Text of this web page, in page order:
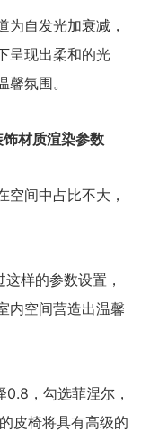
为自发光加衰减，
呈现出柔和的光
氛围。
材质渲染参数
空间中占比不大，
样的参数设置，
内空间营造出温馨
，勾选菲涅尔，
皮椅将具有高级的